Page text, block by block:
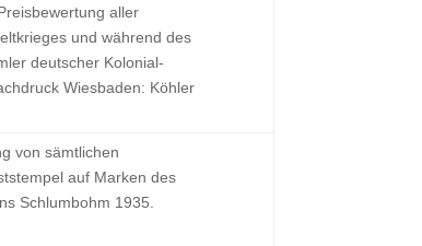
aller
und während des
deutscher Kolonial-
Wiesbaden: Köhler
von sämtlichen
auf Marken des
Schlumbohm 1935.